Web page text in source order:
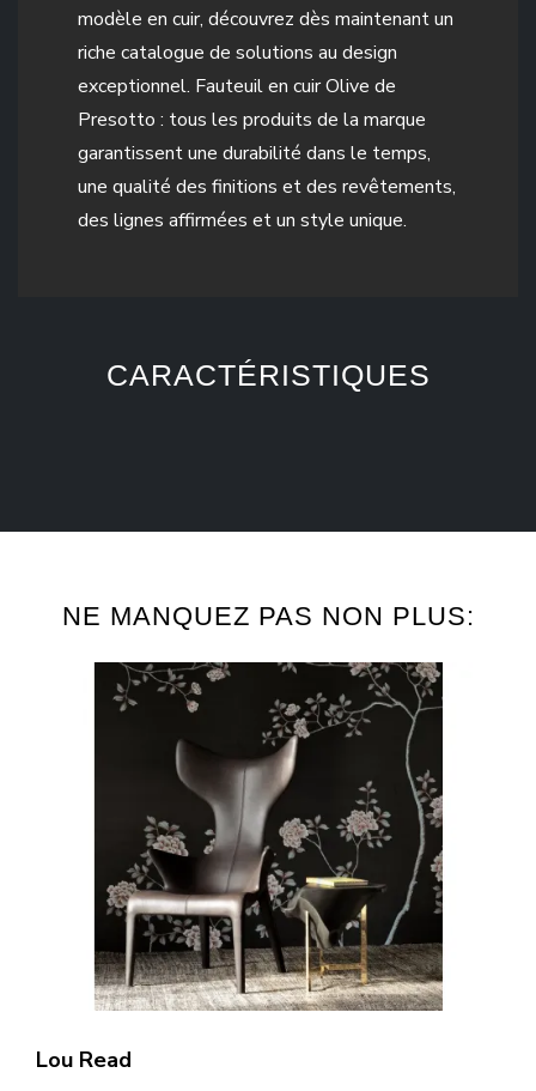
modèle en cuir, découvrez dès maintenant un
riche catalogue de solutions au design
exceptionnel. Fauteuil en cuir Olive de
Presotto : tous les produits de la marque
garantissent une durabilité dans le temps,
une qualité des finitions et des revêtements,
des lignes affirmées et un style unique.
CARACTÉRISTIQUES
NE MANQUEZ PAS NON PLUS:
Lou Read